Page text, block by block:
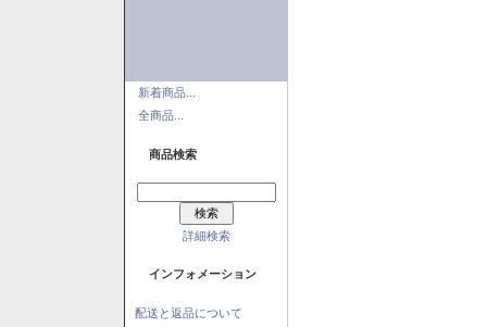
新着商品...
全商品...
商品検索
詳細検索
インフォメーション
配送と返品について